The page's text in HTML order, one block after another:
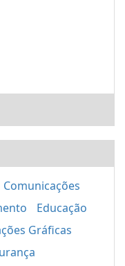
Comunicações
Educação
Gráficas